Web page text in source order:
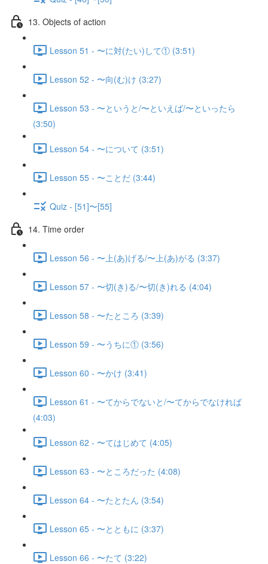
13. Objects of action
Lesson 51 - 〜に対(たい)して① (3:51)
Lesson 52 - 〜向(む)け (3:27)
Lesson 53 - 〜というと/〜といえば/〜といったら
(3:50)
Lesson 54 - 〜について (3:51)
Lesson 55 - 〜ことだ (3:44)
Quiz - [51]〜[55]
14. Time order
Lesson 56 - 〜上(あ)げる/〜上(あ)がる (3:37)
Lesson 57 - 〜切(き)る/〜切(き)れる (4:04)
Lesson 58 - 〜たところ (3:39)
Lesson 59 - 〜うちに① (3:56)
Lesson 60 - 〜かけ (3:41)
Lesson 61 - 〜てからでないと/〜てからでなければ
(4:03)
Lesson 62 - 〜てはじめて (4:05)
Lesson 63 - 〜ところだった (4:08)
Lesson 64 - 〜たとたん (3:54)
Lesson 65 - 〜とともに (3:37)
Lesson 66 - 〜たて (3:22)